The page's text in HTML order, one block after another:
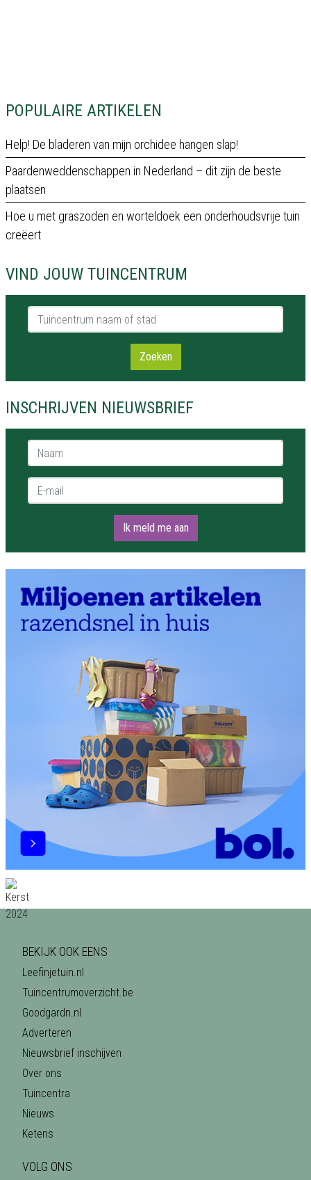
POPULAIRE ARTIKELEN
Help! De bladeren van mijn orchidee hangen slap!
Paardenweddenschappen in Nederland – dit zijn de beste
plaatsen
Hoe u met graszoden en worteldoek een onderhoudsvrije tuin
creëert
VIND JOUW TUINCENTRUM
Tuincentrum naam of stad
Zoeken
INSCHRIJVEN NIEUWSBRIEF
Naam *
E-mail *
Ik meld me aan
BEKIJK OOK EENS
Leefinjetuin.nl
Tuincentrumoverzicht.be
Goodgardn.nl
Adverteren
Nieuwsbrief inschijven
Over ons
Tuincentra
Nieuws
Ketens
VOLG ONS